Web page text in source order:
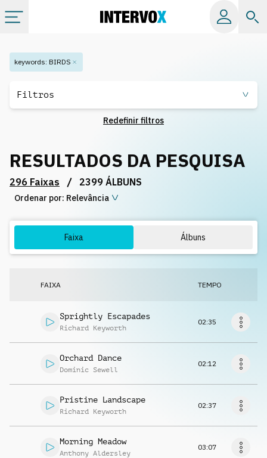
Tópicos
Playlists
Licença
keywords: BIRDS
Filtros
Redefinir filtros
RESULTADOS DA PESQUISA
296 Faixas / 2399 ÁLBUNS
Ordenar por: Relevância
Faixa Álbuns
FAIXA TEMPO
Sprightly Escapades
Richard Keyworth
02:35
Orchard Dance
Dominic Sewell
02:12
Pristine Landscape
Richard Keyworth
02:37
Morning Meadow
Anthony Aldersley
03:07